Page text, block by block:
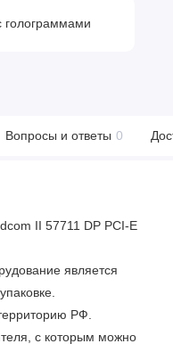
голограммами
Вопросы и ответы 0
II 57711 DP PCI-E
является
РФ.
с которым можно